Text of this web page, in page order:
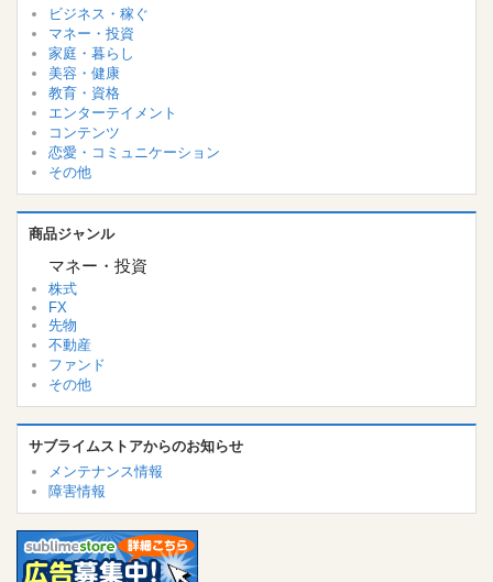
ビジネス・稼ぐ
マネー・投資
家庭・暮らし
美容・健康
教育・資格
エンターテイメント
コンテンツ
恋愛・コミュニケーション
その他
商品ジャンル
マネー・投資
株式
FX
先物
不動産
ファンド
その他
サブライムストアからのお知らせ
メンテナンス情報
障害情報